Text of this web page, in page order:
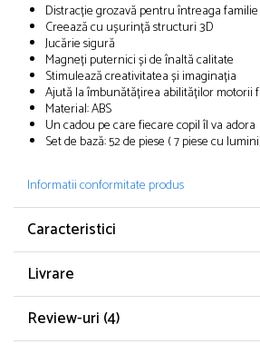
Distracție grozavă pentru întreaga familie
Creează cu ușurință structuri 3D
Jucărie sigură
Magneți puternici și de înaltă calitate
Stimulează creativitatea și imaginația
Ajută la îmbunătățirea abilităților motorii
Material: ABS
Un cadou pe care fiecare copil îl va adora
Set de bază: 52 de piese ( 7 piese cu
Informatii conformitate produs
Caracteristici
Livrare
Review-uri (4)